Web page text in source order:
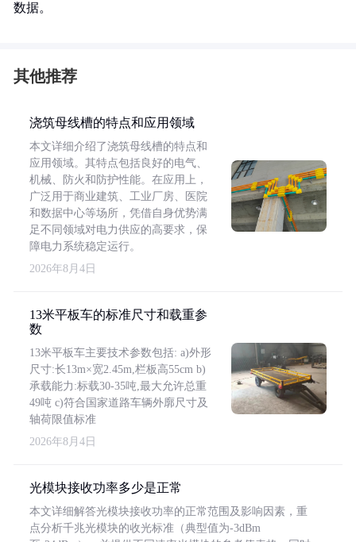
数据。
其他推荐
浇筑母线槽的特点和应用领域
本文详细介绍了浇筑母线槽的特点和
应用领域。其特点包括良好的电气、
机械、防火和防护性能。在应用上，
广泛用于商业建筑、工业厂房、医院
和数据中心等场所，凭借自身优势满
足不同领域对电力供应的高要求，保
障电力系统稳定运行。
2026年8月4日
13米平板车的标准尺寸和载重参
数
13米平板车主要技术参数包括: a)外形
尺寸:长13m×宽2.45m,栏板高55cm b)
承载能力:标载30-35吨,最大允许总重
49吨 c)符合国家道路车辆外廓尺寸及
轴荷限值标准
2026年8月4日
光模块接收功率多少是正常
本文详细解答光模块接收功率的正常范围及影响因素，重
点分析千兆光模块的收光标准（典型值为-3dBm